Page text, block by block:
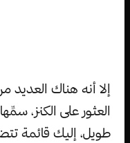
إلا أنه هناك
العثور على الكنز،
طويل، إليك قائمة